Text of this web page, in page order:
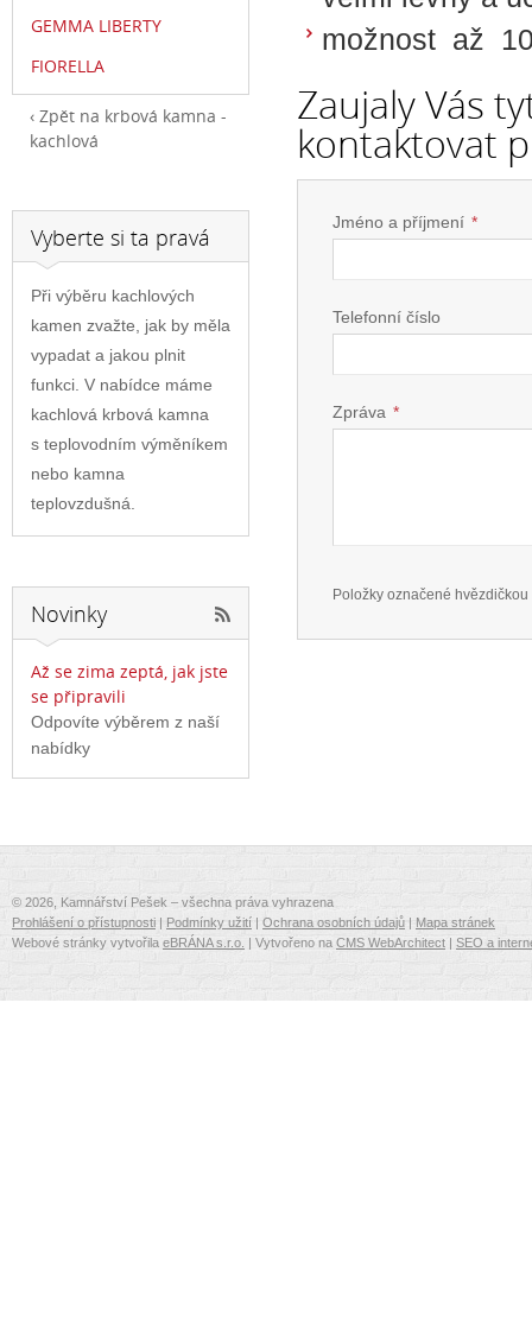
možnost až
Zaujaly Vás
kontaktovat
Jméno a příjmení *
Telefonní číslo
Zpráva *
Položky označené hvězdičkou
GEMMA LIBERTY
FIORELLA
Zpět na krbová kamna -
kachlová
Vyberte si ta pravá
Při výběru kachlových
kamen zvažte, jak by měla
vypadat a jakou plnit
funkci. V nabídce máme
kachlová krbová kamna
s teplovodním výměníkem
nebo kamna
teplovzdušná.
Novinky
Až se zima zeptá, jak jste
se připravili
Odpovíte výběrem z naší
nabídky
© 2026, Kamnářství Pešek – všechna práva vyhrazena
Prohlášení o přístupnosti | Podmínky užití | Ochrana osobních údajů | Mapa stránek
Webové stránky vytvořila eBRÁNA s.r.o. | Vytvořeno na CMS WebArchitect | SEO a